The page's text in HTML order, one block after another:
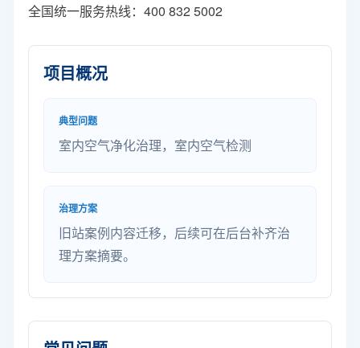
全国统一服务热线：400 832 5002
项目概况
典型问题
室内空气净化治理，室内空气检测
治理方案
旧站案例内容迁移，后续可在后台补齐治
理方案摘要。